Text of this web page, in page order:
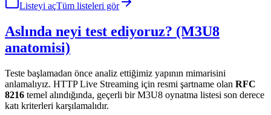
Listeyi açTüm listeleri gör
Aslında neyi test ediyoruz? (M3U8
anatomisi)
Teste başlamadan önce analiz ettiğimiz yapının mimarisini
anlamalıyız. HTTP Live Streaming için resmi şartname olan RFC
8216 temel alındığında, geçerli bir M3U8 oynatma listesi son derece
katı kriterleri karşılamalıdır.